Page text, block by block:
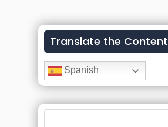
Translate the Content
Spanish